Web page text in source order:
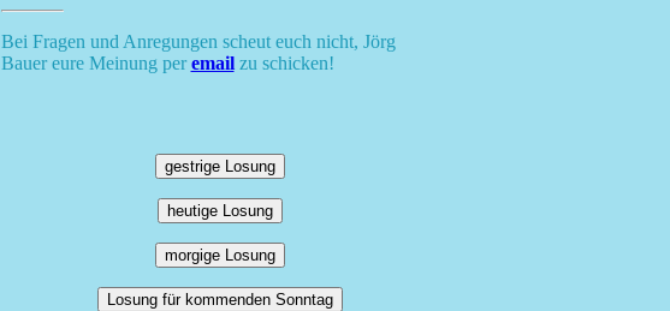
Bei Fragen und Anregungen scheut euch nicht, Jörg
Bauer eure Meinung peremailzu schicken!
gestrige Losung
heutige Losung
morgige Losung
Losung für kommenden Sonntag